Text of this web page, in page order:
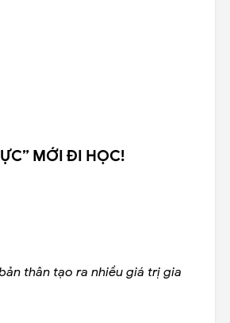
MỚI ĐI HỌC!
thân tạo ra nhiều giá trị gia